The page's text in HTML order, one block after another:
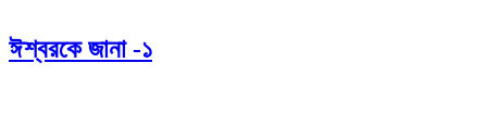
ঈশ্বরকে জানা -১